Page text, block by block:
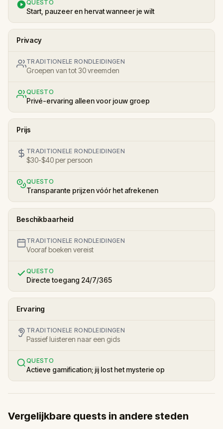
QUESTO
Start, pauzeer en hervat wanneer je wilt
Privacy
TRADITIONELE RONDLEIDINGEN
Groepen van tot 30 vreemden
QUESTO
Privé-ervaring alleen voor jouw groep
Prijs
TRADITIONELE RONDLEIDINGEN
$30-$40 per persoon
QUESTO
Transparante prijzen vóór het afrekenen
Beschikbaarheid
TRADITIONELE RONDLEIDINGEN
Vooraf boeken vereist
QUESTO
Directe toegang 24/7/365
Ervaring
TRADITIONELE RONDLEIDINGEN
Passief luisteren naar een gids
QUESTO
Actieve gamification; jij lost het mysterie op
Vergelijkbare quests in andere steden